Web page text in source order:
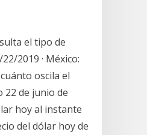
el tipo de
2019 · México:
oscila el
22 de junio de
hoy al instante
del dólar hoy de